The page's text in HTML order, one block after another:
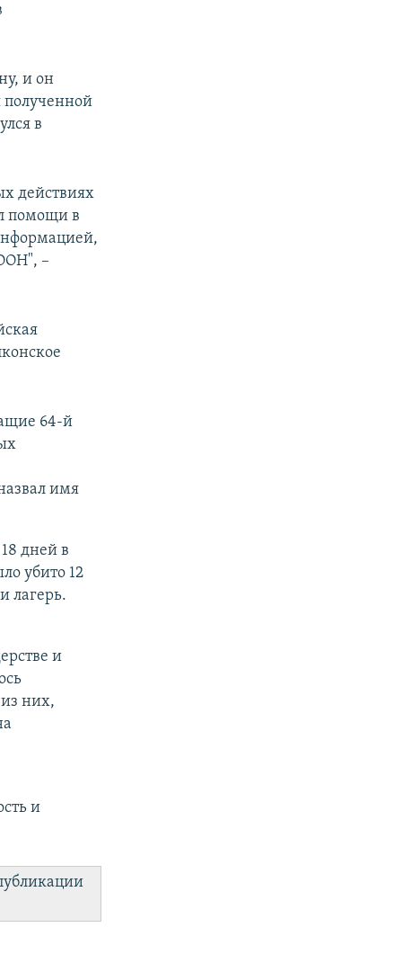
и он
полученной
в
действиях
помощи в
–
64-й
имя
дней в
убито 12
лагерь.
и
них,
и